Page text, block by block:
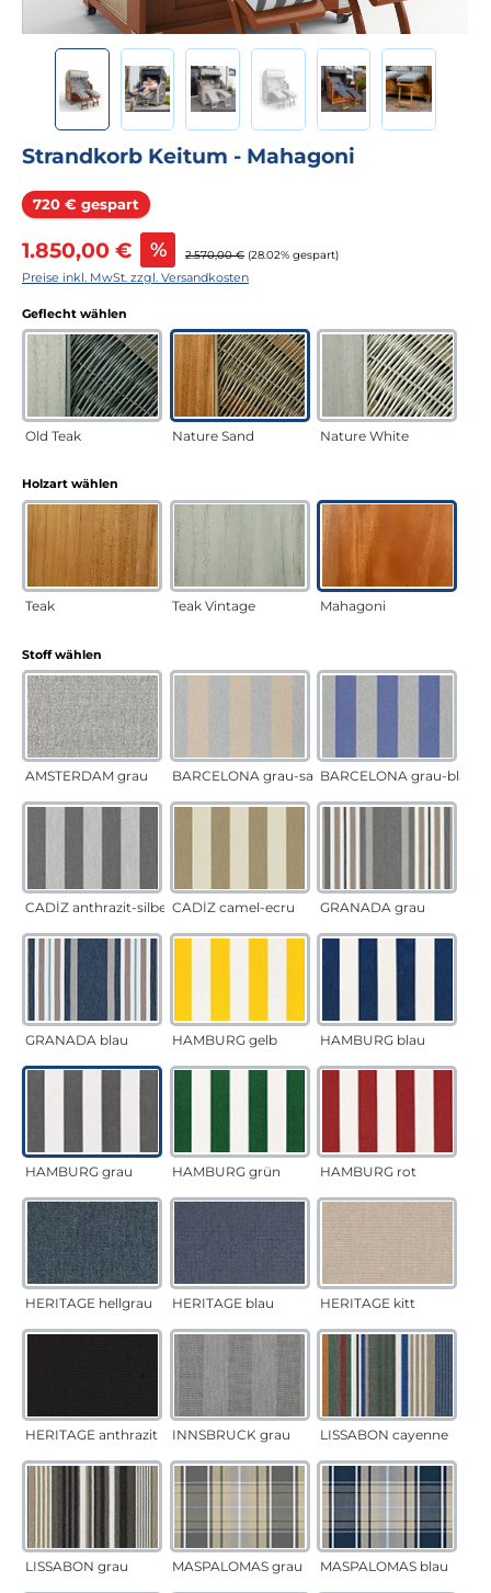
Strandkorb Keitum - Mahagoni
720 € gespart Rabatt
Verkaufspreis:
1.850,00 € % Regulärer Preis:
2.570,00 € (28.02% gespart)
Preise inkl. MwSt. zzgl. Versandkosten
Geflecht wählen
Old Teak Nature Sand Nature White
Holzart wählen
Teak Teak Vintage Mahagoni
Stoff wählen
AMSTERDAM grau BARCELONA grau-sandBARCELONA grau-blau
CADÍZ anthrazit-silber CADÍZ camel-ecru GRANADA grau
GRANADA blau HAMBURG gelb HAMBURG blau
HAMBURG grau HAMBURG grün HAMBURG rot
HERITAGE hellgrau HERITAGE blau HERITAGE kitt
HERITAGE anthrazit INNSBRUCK grau LISSABON cayenne
LISSABON grau MASPALOMAS grau MASPALOMAS blau